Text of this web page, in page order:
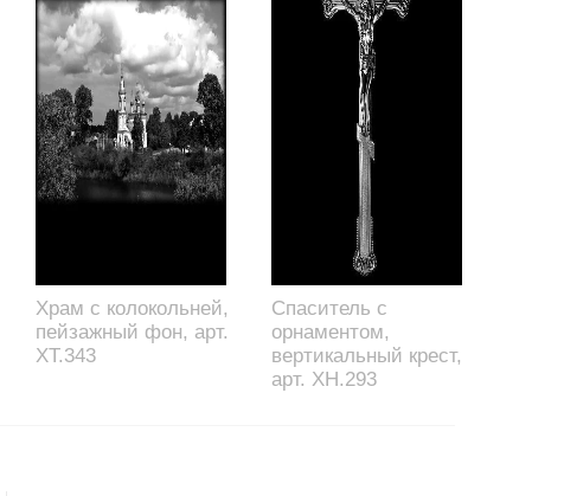
Храм с колокольней,
пейзажный фон, арт.
XT.343
Спаситель с
орнаментом,
вертикальный крест,
арт. XH.293